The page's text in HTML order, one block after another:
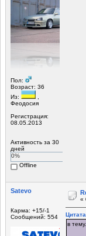
Пол:
Возраст: 36
Из:
Феодосия
Регистрация:
08.05.2013
Активность за 30
дней
0%
Offline
Satevo
Карма: +15/-1
Сообщений: 554
«
в